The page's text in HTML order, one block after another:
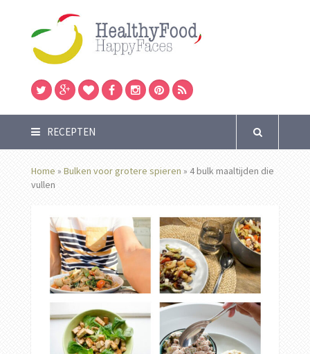
RECEPTEN
Home » Bulken voor grotere spieren » 4 bulk maaltijden die
vullen